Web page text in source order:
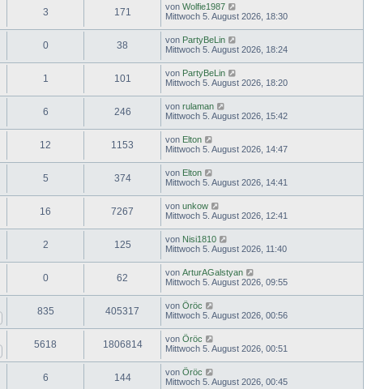
3 171 von Wolfie1987
Mittwoch 5. August 2026, 18:30
0 38 von PartyBeLin
Mittwoch 5. August 2026, 18:24
1 101 von PartyBeLin
Mittwoch 5. August 2026, 18:20
6 246 von rulaman
Mittwoch 5. August 2026, 15:42
12 1153 von Elton
Mittwoch 5. August 2026, 14:47
5 374 von Elton
Mittwoch 5. August 2026, 14:41
16 7267 von unkow
Mittwoch 5. August 2026, 12:41
2 125 von Nisi1810
Mittwoch 5. August 2026, 11:40
0 62 von ArturAGalstyan
Mittwoch 5. August 2026, 09:55
835 405317 von Öröc
Mittwoch 5. August 2026, 00:56
5618 1806814 von Öröc
Mittwoch 5. August 2026, 00:51
6 144 von Öröc
Mittwoch 5. August 2026, 00:45